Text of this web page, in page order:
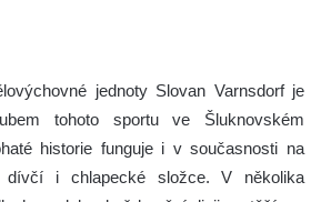
jednoty Slovan Varnsdorf je
tohoto sportu ve Šluknovském
historie funguje i v současnosti na
dívčí i chlapecké složce. V několika